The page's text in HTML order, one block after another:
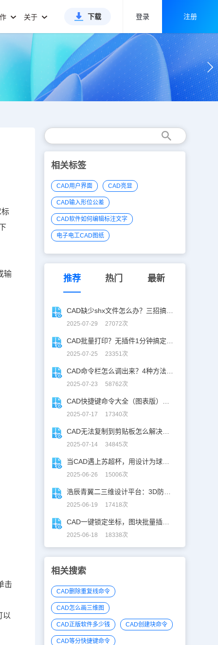
关于 下载 登录 注册
标
输
击
以
相关标签
CAD用户界面 CAD亮显
CAD输入形位公差
CAD软件如何编辑标注文字
电子电工CAD图纸
推荐 热门 最新
2025-07-29 27072次
2025-07-25 23351次
2025-07-23 58762次
2025-07-17 17340次
2025-07-14 34845次
2025-06-26 15006次
2025-06-19 17418次
2025-06-18 18338次
相关搜索
CAD删除重复线命令
CAD怎么画三维图
CAD正版软件多少钱 CAD创建块命令
CAD等分快捷键命令